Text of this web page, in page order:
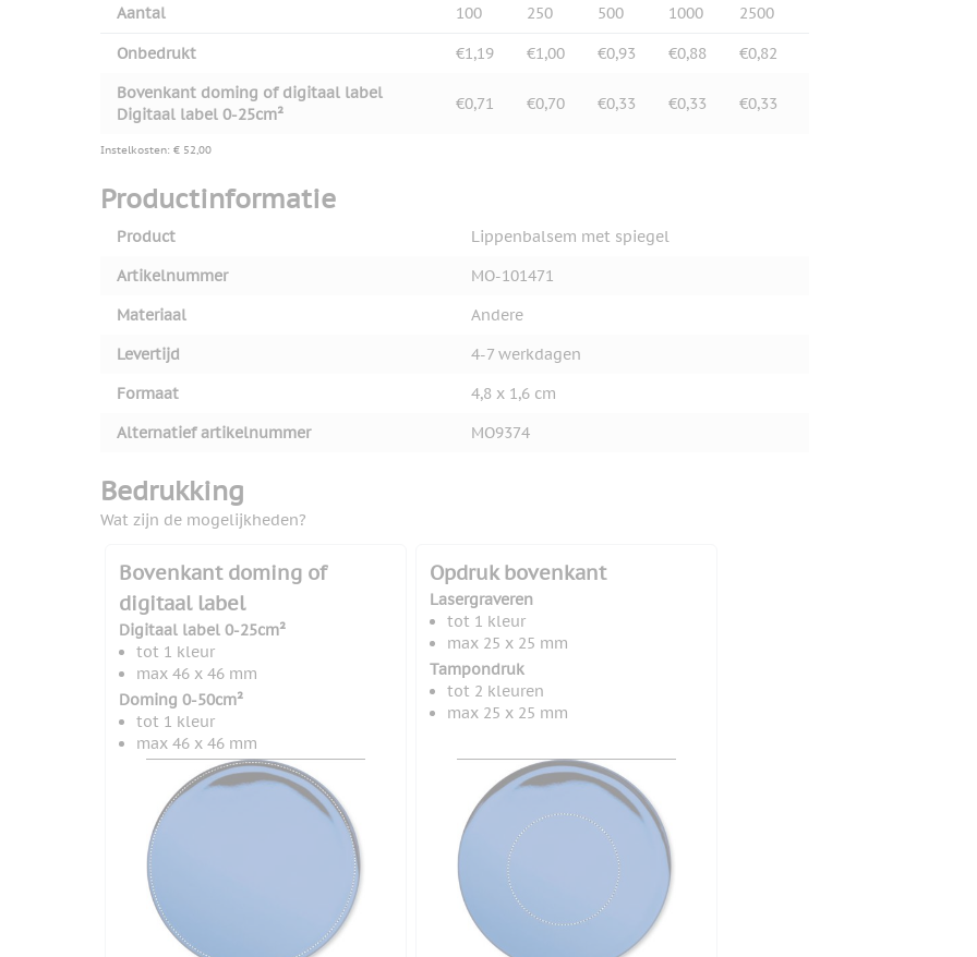
Aantal 100 250 500 1000 2500
Onbedrukt €1,19 €1,00 €0,93 €0,88
€0,82
Bovenkant doming of digitaal label
Digitaal label 0-25cm²
€0,71 €0,70 €0,33 €0,33 €0,33
Instelkosten: € 52,00
Productinformatie
Product
Lippenbalsem met spiegel
Artikelnummer
MO-101471
Materiaal
Andere
Levertijd
4-7 werkdagen
Formaat
4,8 x 1,6 cm
Alternatief artikelnummer
MO9374
Bedrukking
Wat zijn de mogelijkheden?
Bovenkant doming of
digitaal label
Digitaal label 0-25cm²
tot 1 kleur
max 46 x 46 mm
Doming 0-50cm²
tot 1 kleur
max 46 x 46 mm
Opdruk bovenkant
Lasergraveren
tot 1 kleur
max 25 x 25 mm
Tampondruk
tot 2 kleuren
max 25 x 25 mm